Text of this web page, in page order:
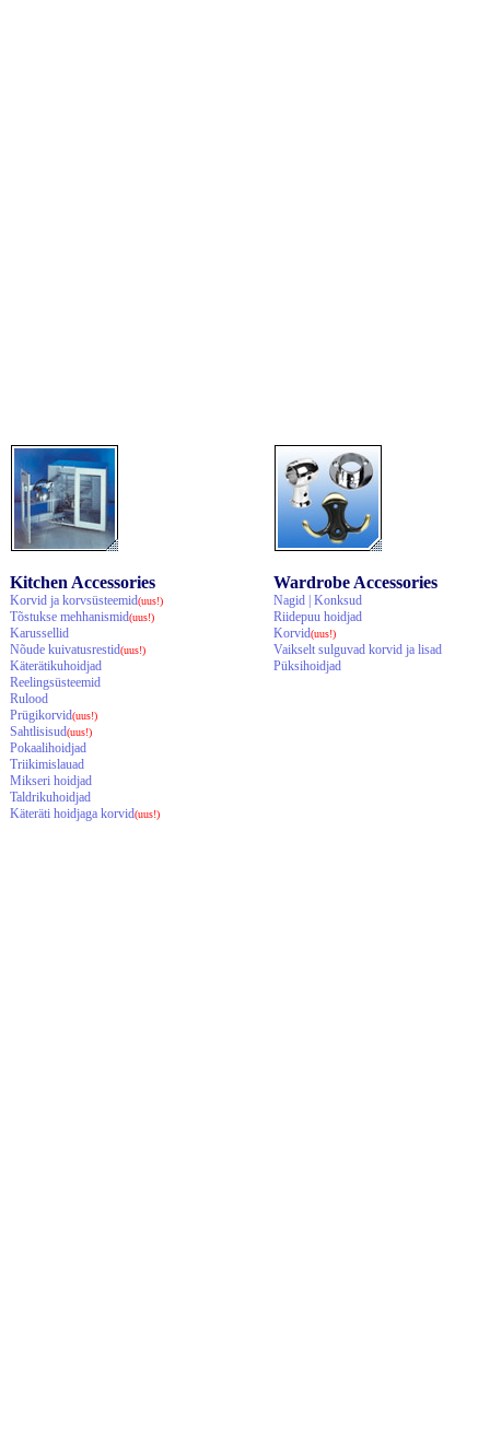
Kitchen Accessories
Korvid ja korvsüsteemid(uus!)
Tõstukse mehhanismid(uus!)
Karussellid
Nõude kuivatusrestid(uus!)
Käterätikuhoidjad
Reelingsüsteemid
Rulood
Prügikorvid(uus!)
Sahtlisisud(uus!)
Pokaalihoidjad
Triikimislauad
Mikseri hoidjad
Taldrikuhoidjad
Käteräti hoidjaga korvid(uus!)
Wardrobe Accessories
Nagid | Konksud
Riidepuu hoidjad
Korvid(uus!)
Vaikselt sulguvad korvid ja lisad
Püksihoidjad